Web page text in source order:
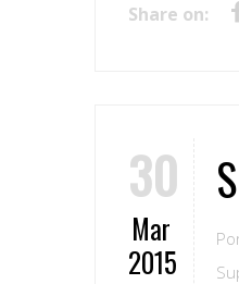
Share on:
30
Mar
2015